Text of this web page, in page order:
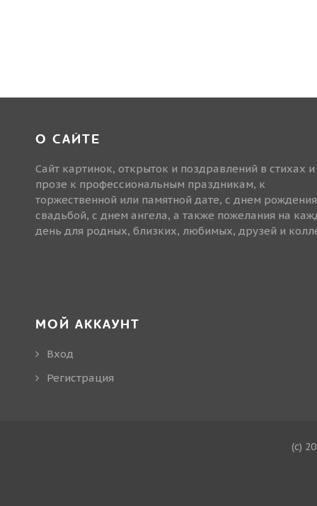
О САЙТЕ
Сайт картинок, открыток и поздравлений в стихах и
прозе к профессиональным праздникам, к
торжественной или памятной дате, с днем
свадьбой, с днем ангела, а также пожелания на
день для родных, близких, любимых, друзей и
МОЙ АККАУНТ
Вход
Регистрация
(c)